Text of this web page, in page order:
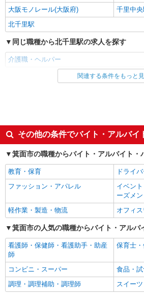
大阪モノレール(大阪府)
千里中央
北千里駅
同じ職種から北千里駅の求人を探す
介護職・ヘルパー
同じ雇用形態から北千里駅の求人を探す
入社日応相談
未経験歓
経験者・有資格者歓迎
新卒・
女性活躍中
主婦・主
フリーター歓迎
学歴不問
ブランクOK
ミドル
エルダー（50代～）活躍中
シニア
高収入・高額
ボーナ
昇給あり
完全週休
フルタイム歓迎
禁煙・
駅直結・駅チカ
車通勤
バイク通勤OK
自転車
残業少なめ（月20h未満）
交通費
関連する条件をもっと
その他の条件でバイト・アルバイ
箕面市の職種からバイト・アルバイト・
教育・保育
ドライ
ファッション・アパレル
イベン
ーズメン
軽作業・製造・物流
オフィ
箕面市の人気の職種からバイト・アルバ
看護師・保健師・看護助手・助産
師
保育士
コンビニ・スーパー
食品・
調理・調理補助・調理師
スイー